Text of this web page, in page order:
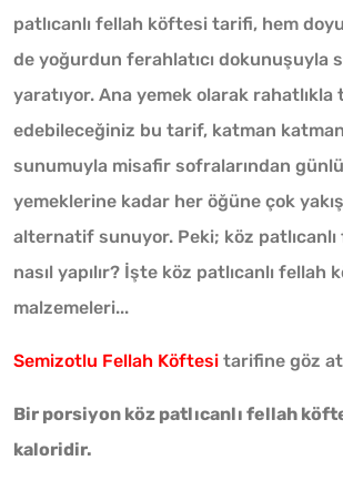
patlıcanlı fellah köftesi tarifi, hem
de yoğurdun ferahlatıcı dokunuşuyla
yaratıyor. Ana yemek olarak rahatlıkla
edebileceğiniz bu tarif, katman
sunumuyla misafir sofralarından
yemeklerine kadar her öğüne çok
alternatif sunuyor. Peki; köz
nasıl yapılır? İşte köz patlıcanlı
malzemeleri...
Semizotlu Fellah Köftesi tarifine göz
Bir porsiyon köz patlıcanlı fellah
kaloridir.